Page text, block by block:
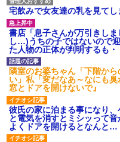
宅飲みで女友達の乳を見てし
書店「息子さんが万引きし
し…)うちの子ではないので
た人物の正体が判明するも・
隣室のお婆ちゃん「下階か
い」私「変だなあ～なにも
窓とドアを開けないで』
彼氏の家に泊まる事になり
と電気を消すとミシッって
よくドアを開けるとなんと…